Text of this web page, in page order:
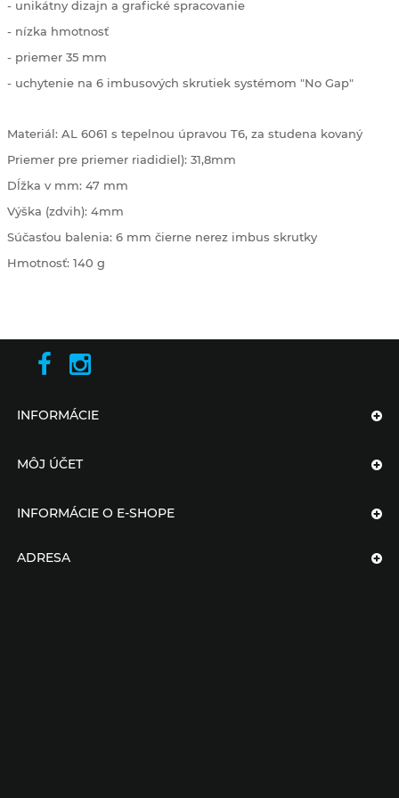
- unikátny dizajn a grafické spracovanie
- nízka hmotnosť
- priemer 35 mm
- uchytenie na 6 imbusových skrutiek systémom "No Gap"
Materiál: AL 6061 s tepelnou úpravou T6, za studena kovaný
Priemer pre priemer riadidiel): 31,8mm
Dĺžka v mm: 47 mm
Výška (zdvih): 4mm
Súčasťou balenia: 6 mm čierne nerez imbus skrutky
Hmotnosť: 140 g
INFORMÁCIE
MÔJ ÚČET
INFORMÁCIE O E-SHOPE
ADRESA